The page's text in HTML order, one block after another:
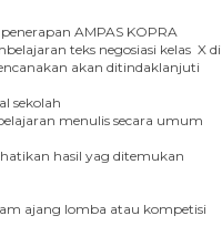
AMPAS KOPRA
teks negosiasi kelas X di
akan ditindaklanjuti
sekolah
menulis secara umum
hasil yag ditemukan
ajang lomba atau kompetisi